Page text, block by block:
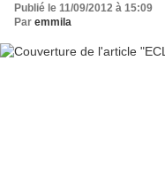
Publié le 11/09/2012 à 15:09
Par emmila